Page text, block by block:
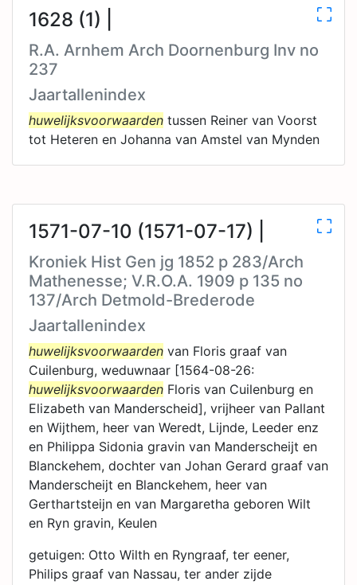
1628 (1) |
R.A. Arnhem Arch Doornenburg Inv no
237
Jaartallenindex
huwelijksvoorwaarden tussen Reiner van Voorst
tot Heteren en Johanna van Amstel van Mynden
1571-07-10 (1571-07-17) |
Kroniek Hist Gen jg 1852 p 283/Arch
Mathenesse; V.R.O.A. 1909 p 135 no
137/Arch Detmold-Brederode
Jaartallenindex
huwelijksvoorwaarden van Floris graaf van
Cuilenburg, weduwnaar [1564-08-26:
huwelijksvoorwaarden Floris van Cuilenburg en
Elizabeth van Manderscheid], vrijheer van Pallant
en Wijthem, heer van Weredt, Lijnde, Leeder enz
en Philippa Sidonia gravin van Manderscheijt en
Blanckehem, dochter van Johan Gerard graaf van
Manderscheijt en Blanckehem, heer van
Gerthartsteijn en van Margaretha geboren Wilt
en Ryn gravin, Keulen
getuigen: Otto Wilth en Ryngraaf, ter eener,
Philips graaf van Nassau, ter ander zijde